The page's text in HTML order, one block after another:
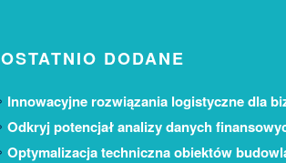
OSTATNIO DODANE
Innowacyjne rozwiązania logistyczne dla
Odkryj potencjał analizy danych
Optymalizacja techniczna obiektów